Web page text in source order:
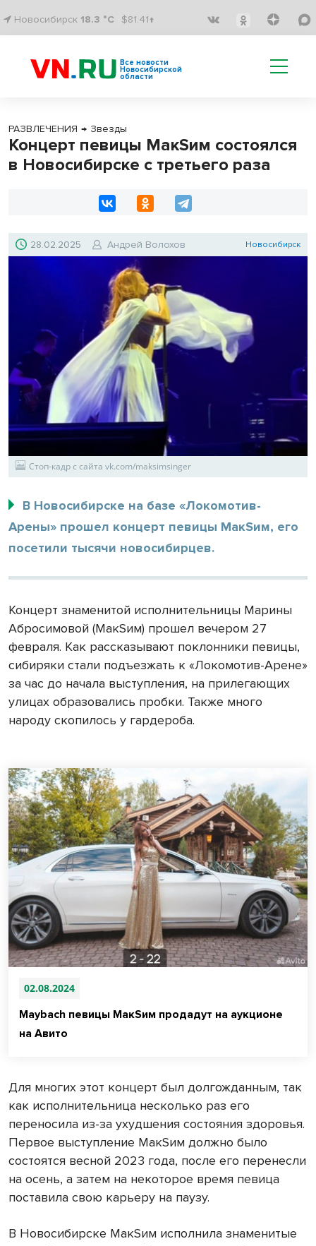
Новосибирск 18.3 °C $81.41↑
Все новости
Новосибирской
области
РАЗВЛЕЧЕНИЯ → Звезды
Концерт певицы МакSим состоялся
в Новосибирске с третьего раза
28.02.2025 Андрей Волохов Новосибирск
Стоп-кадр с сайта vk.com/maksimsinger
В Новосибирске на базе «Локомотив-
Арены» прошел концерт певицы МакSим, его
посетили тысячи новосибирцев.
Концерт знаменитой исполнительницы Марины
Абросимовой (МакSим) прошел вечером 27
февраля. Как рассказывают поклонники певицы,
сибиряки стали подъезжать к «Локомотив-Арене»
за час до начала выступления, на прилегающих
улицах образовались пробки. Также много
народу скопилось у гардероба.
02.08.2024
Maybach певицы МакSим продадут на аукционе
на Авито
Для многих этот концерт был долгожданным, так
как исполнительница несколько раз его
переносила из-за ухудшения состояния здоровья.
Первое выступление МакSим должно было
состоятся весной 2023 года, после его перенесли
на осень, а затем на некоторое время певица
поставила свою карьеру на паузу.
В Новосибирске МакSим исполнила знаменитые